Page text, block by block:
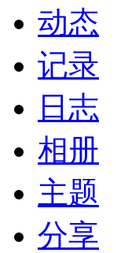
动态
记录
日志
相册
主题
分享